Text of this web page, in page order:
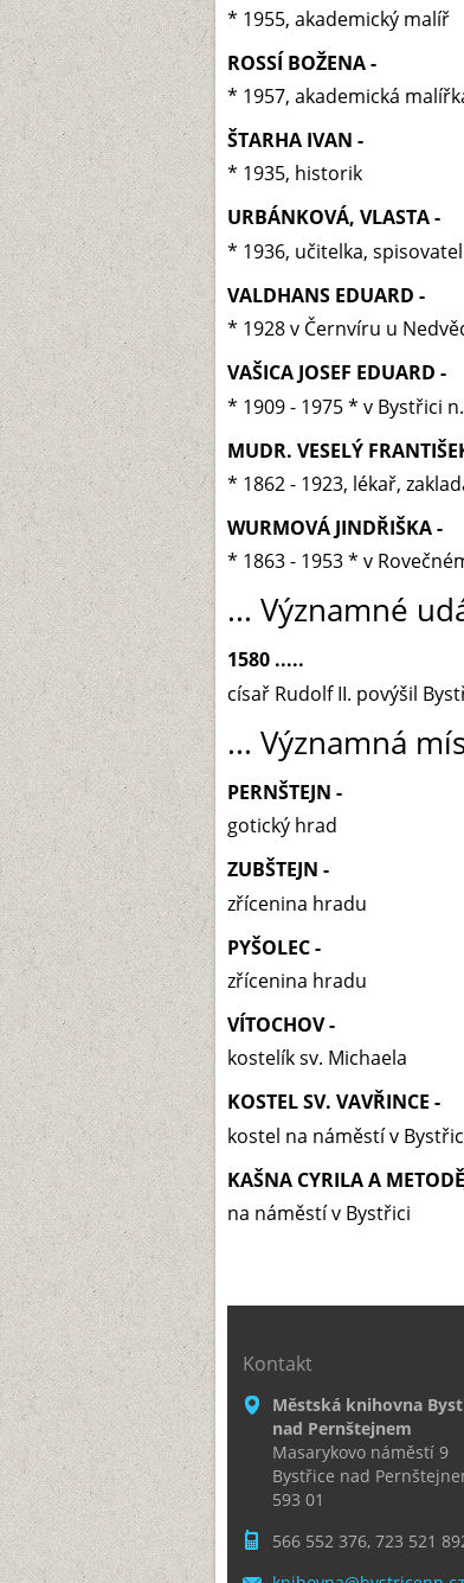
* 1955, akademický malíř
ROSSÍ BOŽENA -
* 1957, akademická
ŠTARHA IVAN -
* 1935, historik
URBÁNKOVÁ, VLASTA -
* 1936, učitelka,
VALDHANS EDUARD -
* 1928 v Černvíru u
VAŠICA JOSEF EDUARD -
* 1909 - 1975 * v Bystřici
MUDR. VESELÝ
* 1862 - 1923, lékař,
WURMOVÁ JINDŘIŠKA -
* 1863 - 1953 * v
... Významné
1580 .....
císař Rudolf II. povýšil
... Významná
PERNŠTEJN -
gotický hrad
ZUBŠTEJN -
zřícenina hradu
PYŠOLEC -
zřícenina hradu
VÍTOCHOV -
kostelík sv. Michaela
KOSTEL SV. VAVŘINCE -
kostel na náměstí v
KAŠNA CYRILA A
na náměstí v Bystřici
Kontakt
Městská knihovna
nad Pernštejnem
Masarykovo náměstí 9
Bystřice nad
593 01
566 552 376, 723 521